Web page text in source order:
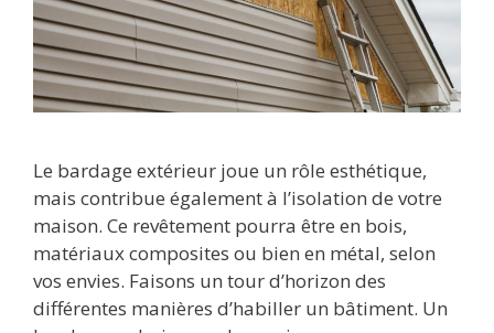
Le bardage extérieur joue un rôle esthétique,
mais contribue également à l’isolation de votre
maison. Ce revêtement pourra être en bois,
matériaux composites ou bien en métal, selon
vos envies. Faisons un tour d’horizon des
différentes manières d’habiller un bâtiment. Un